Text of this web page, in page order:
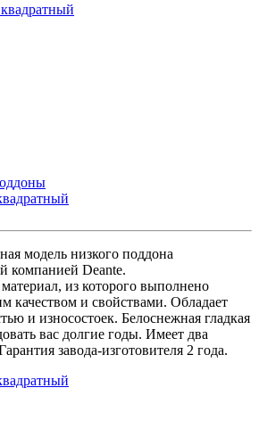
(13)
Boho(47)
Boho Set(0)
(59)
(12)
(48)
(8)
модель низкого поддона
компанией Deante.
из которого выполнено
качеством и свойствами. Обладает
и износостоек. Белоснежная гладкая
вас долгие годы. Имеет два
завода-изготовителя 2 года.